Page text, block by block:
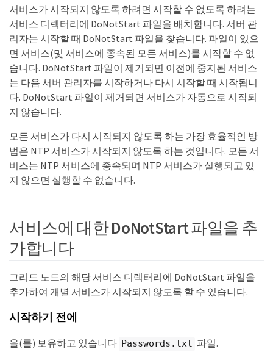
서비스가 시작되지 않도록 하려면 시작할 수 없도록 하려는
서비스 디렉터리에 DoNotStart 파일을 배치합니다. 서버 관
리자는 시작할 때 DoNotStart 파일을 찾습니다. 파일이 있으
면 서비스(및 서비스에 종속된 모든 서비스)를 시작할 수 없
습니다. DoNotStart 파일이 제거되면 이전에 중지된 서비스
는 다음 서버 관리자를 시작하거나 다시 시작할 때 시작됩니
다. DoNotStart 파일이 제거되면 서비스가 자동으로 시작되
지 않습니다.
모든 서비스가 다시 시작되지 않도록 하는 가장 효율적인 방
법은 NTP 서비스가 시작되지 않도록 하는 것입니다. 모든 서
비스는 NTP 서비스에 종속되며 NTP 서비스가 실행되고 있
지 않으면 실행할 수 없습니다.
서비스에 대한 DoNotStart 파일을 추
가합니다
그리드 노드의 해당 서비스 디렉터리에 DoNotStart 파일을
추가하여 개별 서비스가 시작되지 않도록 할 수 있습니다.
시작하기 전에
을(를) 보유하고 있습니다 Passwords.txt 파일.